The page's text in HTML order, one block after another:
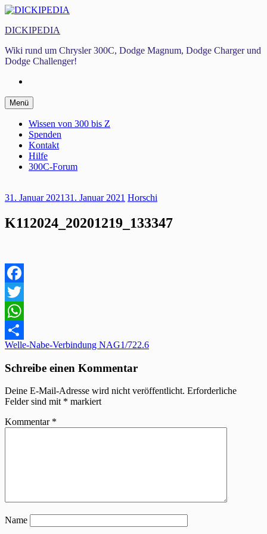
Zum
springen
DICKIPEDIA
Wiki rund um Chrysler 300C, Dodge Magnum, Dodge Charger und
Dodge Challenger!
Menü Zum
Inhalt
springen
Wissen von 300 bis Z
Spenden
Kontakt
Hilfe
300C-Forum
31. Januar 202131. Januar 2021 Horschi
K112024_20201219_133347
Facebook
Twitter
WhatsApp
Teilen
Beitragsnavigation
Welle-Nabe-Verbindung NAG1/722.6
Schreibe einen Kommentar
Deine E-Mail-Adresse wird nicht veröffentlicht. Erforderliche
Felder sind mit * markiert
Kommentar *
Name